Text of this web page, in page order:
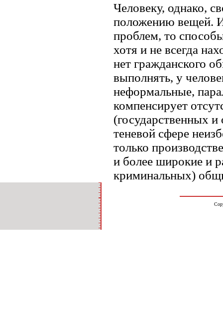
Человеку, однако,
положению вещей.
проблем, то
хотя и не всегда
нет гражданского
выполнять, у
неформальные,
компенсирует
(государственных
теневой сфере
только
и более широкие и
криминальных)